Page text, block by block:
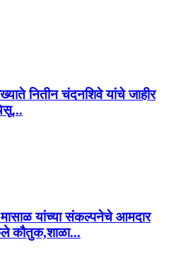
नितीन चंदनशिवे यांचे जाहीर
यांच्या संकल्पनेचे आमदार
कौतुक,शाळा...